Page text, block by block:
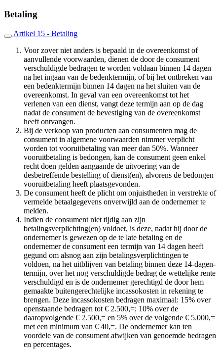
Betaling
Artikel 15 - Betaling
Voor zover niet anders is bepaald in de overeenkomst of
aanvullende voorwaarden, dienen de door de consument
verschuldigde bedragen te worden voldaan binnen 14 dagen
na het ingaan van de bedenktermijn, of bij het ontbreken van
een bedenktermijn binnen 14 dagen na het sluiten van de
overeenkomst. In geval van een overeenkomst tot het
verlenen van een dienst, vangt deze termijn aan op de dag
nadat de consument de bevestiging van de overeenkomst
heeft ontvangen.
Bij de verkoop van producten aan consumenten mag de
consument in algemene voorwaarden nimmer verplicht
worden tot vooruitbetaling van meer dan 50%. Wanneer
vooruitbetaling is bedongen, kan de consument geen enkel
recht doen gelden aangaande de uitvoering van de
desbetreffende bestelling of dienst(en), alvorens de bedongen
vooruitbetaling heeft plaatsgevonden.
De consument heeft de plicht om onjuistheden in verstrekte of
vermelde betaalgegevens onverwijld aan de ondernemer te
melden.
Indien de consument niet tijdig aan zijn
betalingsverplichting(en) voldoet, is deze, nadat hij door de
ondernemer is gewezen op de te late betaling en de
ondernemer de consument een termijn van 14 dagen heeft
gegund om alsnog aan zijn betalingsverplichtingen te
voldoen, na het uitblijven van betaling binnen deze 14-dagen-
termijn, over het nog verschuldigde bedrag de wettelijke rente
verschuldigd en is de ondernemer gerechtigd de door hem
gemaakte buitengerechtelijke incassokosten in rekening te
brengen. Deze incassokosten bedragen maximaal: 15% over
openstaande bedragen tot € 2.500,=; 10% over de
daaropvolgende € 2.500,= en 5% over de volgende € 5.000,=
met een minimum van € 40,=. De ondernemer kan ten
voordele van de consument afwijken van genoemde bedragen
en percentages.